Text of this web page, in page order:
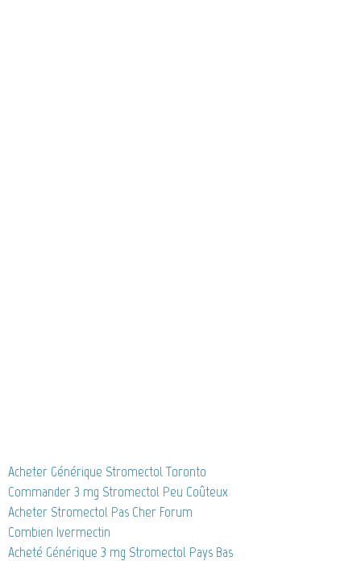
Acheter Générique Stromectol Toronto
Commander 3 mg Stromectol Peu Coûteux
Acheter Stromectol Pas Cher Forum
Combien Ivermectin
Acheté Générique 3 mg Stromectol Pays Bas